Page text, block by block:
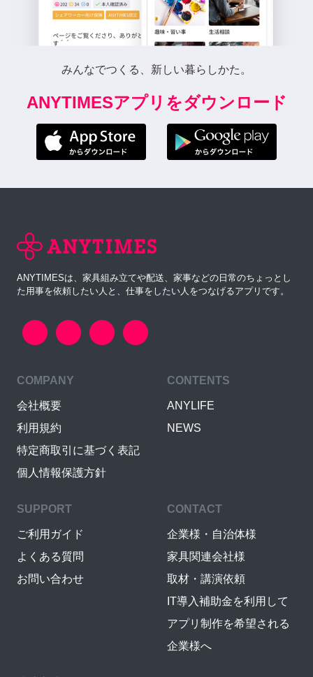
みんなでつくる、新しい暮らしかた。
ANYTIMESアプリをダウンロード
ANYTIMESは、家具組み立てや配送、家事などの日常のちょっとし
た用事を依頼したい人と、仕事をしたい人をつなげるアプリです。
COMPANY
会社概要
利用規約
特定商取引に基づく表記
個人情報保護方針
CONTENTS
ANYLIFE
NEWS
SUPPORT
ご利用ガイド
よくある質問
お問い合わせ
CONTACT
企業様・自治体様
家具関連会社様
取材・講演依頼
IT導入補助金を利用して
アプリ制作を希望される
企業様へ